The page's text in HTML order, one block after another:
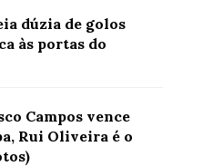
dúzia de golos
às portas do
Campos vence
Rui Oliveira é o